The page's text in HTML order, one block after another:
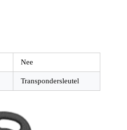
Nee
Transpondersleutel